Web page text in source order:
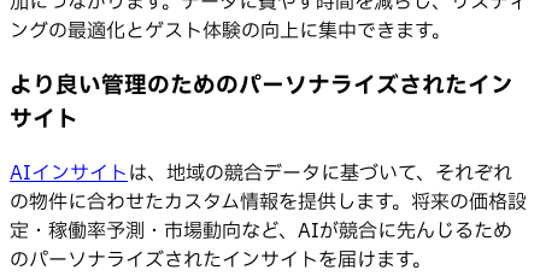
ングの最適化とゲスト体験の向上に集中できます。
より良い管理のためのパーソナライズされたイン
サイト
AIインサイトは、地域の競合データに基づいて、それぞれ
の物件に合わせたカスタム情報を提供します。将来の価格設
定・稼働率予測・市場動向など、AIが競合に先んじるため
のパーソナライズされたインサイトを届けます。